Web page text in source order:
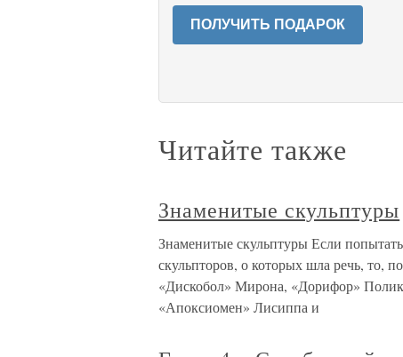
ПОЛУЧИТЬ ПОДАРОК
Читайте также
Знаменитые скульптуры
Знаменитые скульптуры Если
скульпторов, о которых шла речь, то,
«Дискобол» Мирона, «Дорифор»
«Апоксиомен» Лисиппа и